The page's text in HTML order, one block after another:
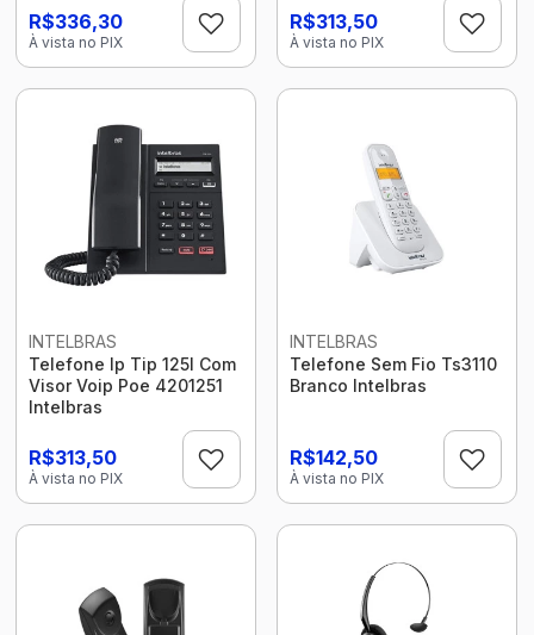
R$336,30
À vista no PIX
R$313,50
À vista no PIX
INTELBRAS
Telefone Ip Tip 125I Com
Visor Voip Poe 4201251
Intelbras
R$313,50
À vista no PIX
INTELBRAS
Telefone Sem Fio Ts3110
Branco Intelbras
R$142,50
À vista no PIX